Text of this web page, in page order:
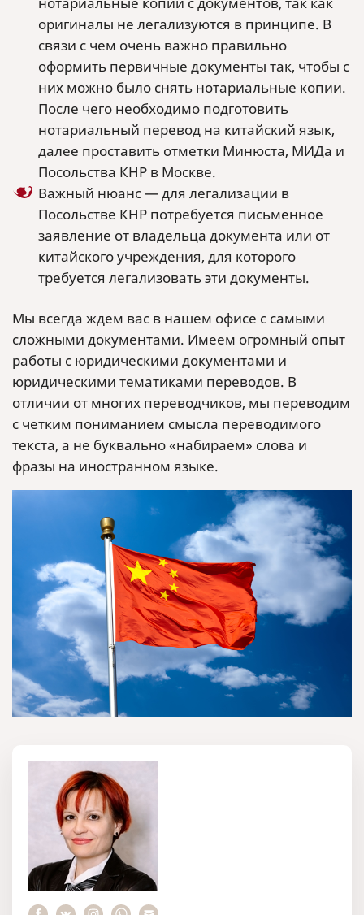
оригиналы не легализуются в принципе. В
связи с чем очень важно правильно
оформить первичные документы так, чтобы с
них можно было снять нотариальные копии.
После чего необходимо подготовить
нотариальный перевод на китайский язык,
далее проставить отметки Минюста, МИДа и
Посольства КНР в Москве.
Важный нюанс — для легализации в
Посольстве КНР потребуется письменное
заявление от владельца документа или от
китайского учреждения, для которого
требуется легализовать эти документы.
Мы всегда ждем вас в нашем офисе с самыми
сложными документами. Имеем огромный опыт
работы с юридическими документами и
юридическими тематиками переводов. В
отличии от многих переводчиков, мы переводим
с четким пониманием смысла переводимого
текста, а не буквально «набираем» слова и
фразы на иностранном языке.